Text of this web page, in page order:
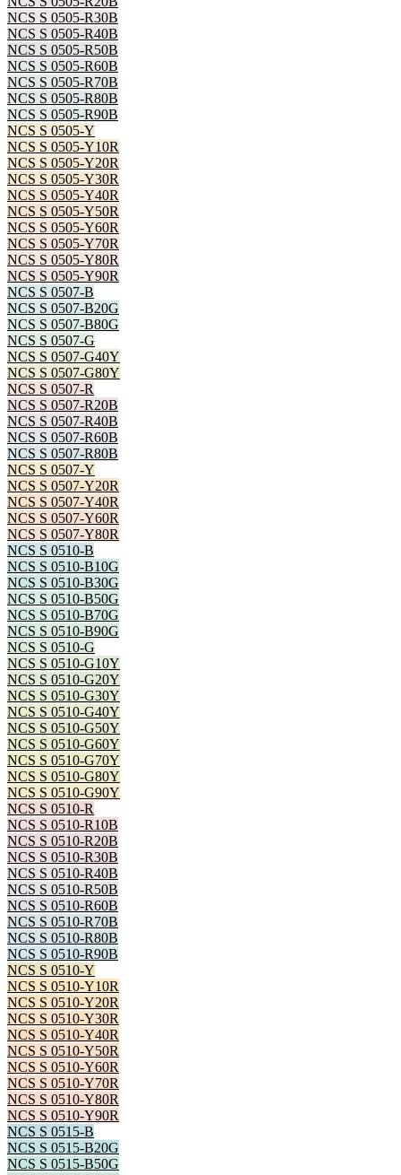
NCS S 0505-R30B
NCS S 0505-R40B
NCS S 0505-R50B
NCS S 0505-R60B
NCS S 0505-R70B
NCS S 0505-R80B
NCS S 0505-R90B
NCS S 0505-Y
NCS S 0505-Y10R
NCS S 0505-Y20R
NCS S 0505-Y30R
NCS S 0505-Y40R
NCS S 0505-Y50R
NCS S 0505-Y60R
NCS S 0505-Y70R
NCS S 0505-Y80R
NCS S 0505-Y90R
NCS S 0507-B
NCS S 0507-B20G
NCS S 0507-B80G
NCS S 0507-G
NCS S 0507-G40Y
NCS S 0507-G80Y
NCS S 0507-R
NCS S 0507-R20B
NCS S 0507-R40B
NCS S 0507-R60B
NCS S 0507-R80B
NCS S 0507-Y
NCS S 0507-Y20R
NCS S 0507-Y40R
NCS S 0507-Y60R
NCS S 0507-Y80R
NCS S 0510-B
NCS S 0510-B10G
NCS S 0510-B30G
NCS S 0510-B50G
NCS S 0510-B70G
NCS S 0510-B90G
NCS S 0510-G
NCS S 0510-G10Y
NCS S 0510-G20Y
NCS S 0510-G30Y
NCS S 0510-G40Y
NCS S 0510-G50Y
NCS S 0510-G60Y
NCS S 0510-G70Y
NCS S 0510-G80Y
NCS S 0510-G90Y
NCS S 0510-R
NCS S 0510-R10B
NCS S 0510-R20B
NCS S 0510-R30B
NCS S 0510-R40B
NCS S 0510-R50B
NCS S 0510-R60B
NCS S 0510-R70B
NCS S 0510-R80B
NCS S 0510-R90B
NCS S 0510-Y
NCS S 0510-Y10R
NCS S 0510-Y20R
NCS S 0510-Y30R
NCS S 0510-Y40R
NCS S 0510-Y50R
NCS S 0510-Y60R
NCS S 0510-Y70R
NCS S 0510-Y80R
NCS S 0510-Y90R
NCS S 0515-B
NCS S 0515-B20G
NCS S 0515-B50G